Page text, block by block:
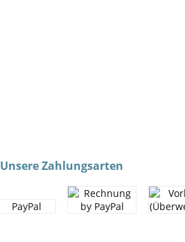
Unsere Zahlungsarten